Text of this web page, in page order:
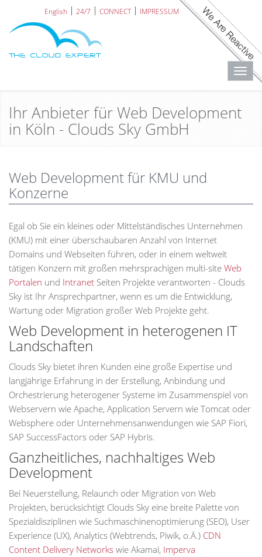
English 24/7 CONNECT IMPRESSUM
Ihr Anbieter für Web Development
in Köln - Clouds Sky GmbH
Web Development für KMU und
Konzerne
Egal ob Sie ein kleines oder Mittelständisches Unternehmen
(KMU) mit einer überschaubaren Anzahl von Internet
Domains und Webseiten führen, oder in einem weltweit
tätigen Konzern mit großen mehrsprachigen multi-site Web
Portalen und Intranet Seiten Projekte verantworten - Clouds
Sky ist Ihr Ansprechpartner, wenn es um die Entwicklung,
Wartung oder Migration großer Web Projekte geht.
Web Development in heterogenen IT
Landschaften
Clouds Sky bietet ihren Kunden eine große Expertise und
langjährige Erfahrung in der Erstellung, Anbindung und
Orchestrierung heterogener Systeme im Zusammenspiel von
Webservern wie Apache, Application Servern wie Tomcat oder
Websphere oder Unternehmensanwendungen wie SAP Fiori,
SAP SuccessFactors oder SAP Hybris.
Ganzheitliches, nachhaltiges Web
Development
Bei Neuerstellung, Relaunch oder Migration von Web
Projekten, berücksichtigt Clouds Sky eine breite Palette von
Spezialdisziplinen wie Suchmaschinenoptimierung (SEO), User
Experience (UX), Analytics (Webtrends, Piwik, o.Ä.) CDN
Content Delivery Networks wie Akamai, Imperva